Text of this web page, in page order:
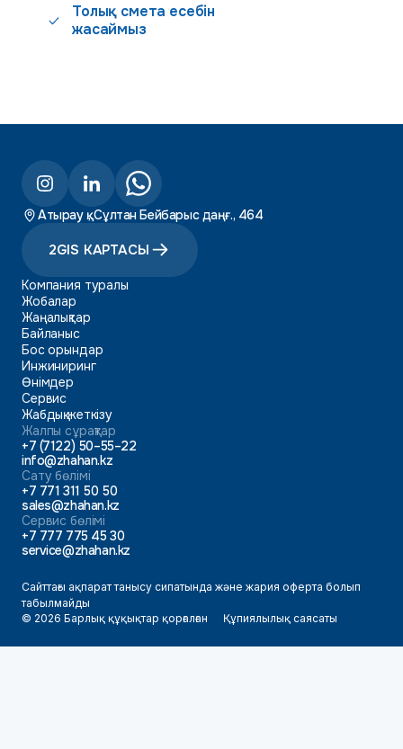
Толық смета есебін
жасаймыз
Атырау қ., Сұлтан Бейбарыс даңғ., 464
2GIS КАРТАСЫ
Компания туралы
Жобалар
Жаңалықтар
Байланыс
Бос орындар
Инжиниринг
Өнімдер
Сервис
Жабдық жеткізу
Жалпы сұрақтар
+7 (7122) 50–55–22
info@zhahan.kz
Сату бөлімі
+7 771 311 50 50
sales@zhahan.kz
Сервис бөлімі
+7 777 775 45 30
service@zhahan.kz
Сайттағы ақпарат танысу сипатында және жария оферта болып
табылмайды
© 2026 Барлық құқықтар қорғалған
Құпиялылық саясаты